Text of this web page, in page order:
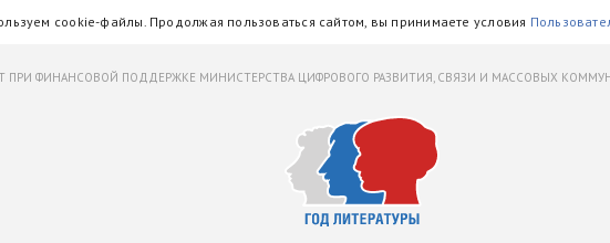
cookie-файлы. Продолжая пользоваться сайтом, вы принимаете условия
ПРИ ФИНАНСОВОЙ ПОДДЕРЖКЕ МИНИСТЕРСТВА ЦИФРОВОГО РАЗВИТИЯ, СВЯЗИ И МАССОВЫХ